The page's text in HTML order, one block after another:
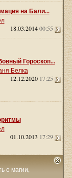
на Бали...
18.03.201400:55
Гороскоп...
Белка
12.12.2020 17:25
01.10.2013 17:29
о магии,